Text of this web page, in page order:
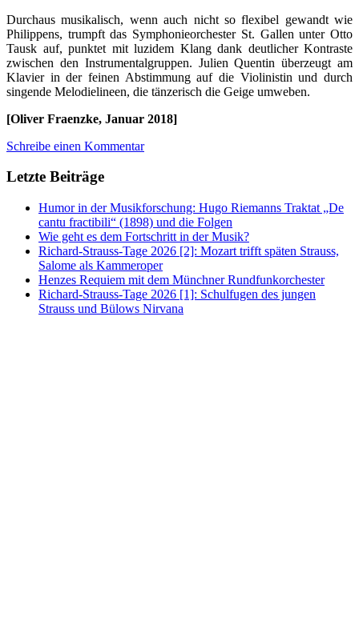
Durchaus musikalisch, wenn auch nicht so flexibel gewandt wie
Philippens, trumpft das Symphonieorchester St. Gallen unter Otto
Tausk auf, punktet mit luzidem Klang dank deutlicher Kontraste
zwischen den Instrumentalgruppen. Julien Quentin überzeugt am
Klavier in der feinen Abstimmung auf die Violinistin und durch
singende Melodielineen, die tänzerisch die Geige umweben.
[Oliver Fraenzke, Januar 2018]
Schreibe einen Kommentar
Letzte Beiträge
Humor in der Musikforschung: Hugo Riemanns Traktat „De
cantu fractibili“ (1898) und die Folgen
Wie geht es dem Fortschritt in der Musik?
Richard-Strauss-Tage 2026 [2]: Mozart trifft späten Strauss,
Salome als Kammeroper
Henzes Requiem mit dem Münchner Rundfunkorchester
Richard-Strauss-Tage 2026 [1]: Schulfugen des jungen
Strauss und Bülows Nirvana